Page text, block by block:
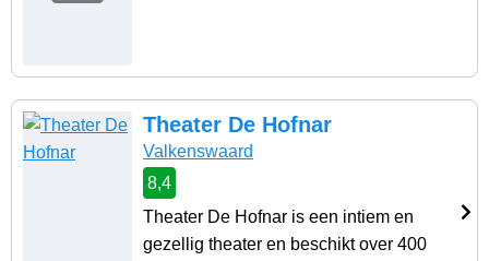
Theater De Hofnar
Valkenswaard
8,4
Theater De Hofnar is een intiem en
gezellig theater en beschikt over 400